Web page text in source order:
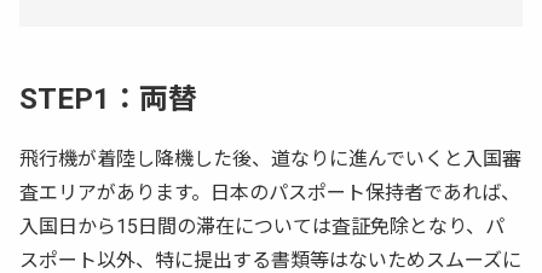
STEP1：両替
飛行機が着陸し降機した後、道なりに進んでいくと入国審
査エリアがあります。日本のパスポート保持者であれば、
入国日から15日間の滞在については査証免除となり、パ
スポート以外、特に提出する書類等はないためスムーズに